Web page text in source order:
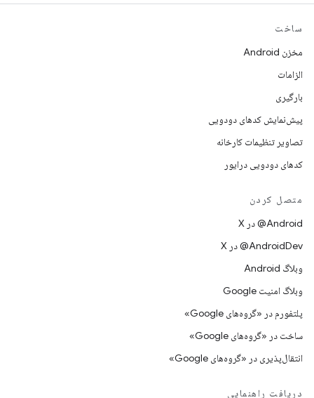
ساخت
مخزن Android
الزامات
بارگیری
پیش‌نمایش کدهای دودویی
تصاویر تنظیمات کارخانه
کدهای دودویی درایور
متصل کردن
‫‎@Android در X
‫‎@AndroidDev در X
وبلاگ Android
وبلاگ امنیت Google
پلتفورم در «گروه‌های Google»
ساخت در «گروه‌های Google»
انتقال‌پذیری در «گروه‌های Google»
دریافت راهنمایی